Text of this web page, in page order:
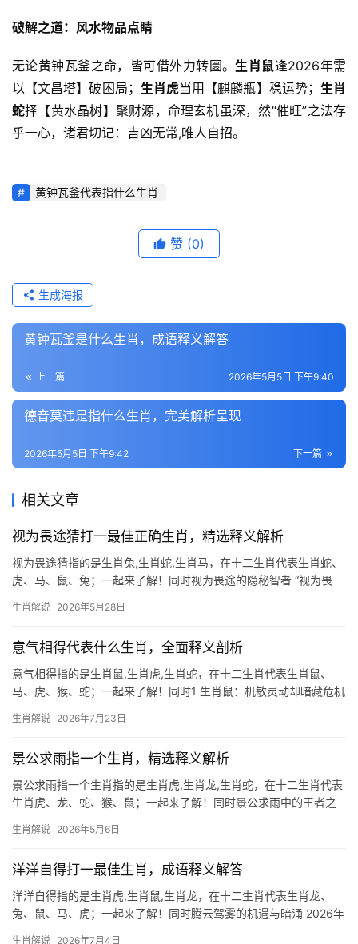
破解之道：风水物品点睛
无论黄钟瓦釜之命，皆可借外力转圜。生肖鼠逢2026年需
以【文昌塔】破困局； 生肖虎当用【麒麟瓶】稳运势； 生肖
蛇择【黄水晶树】聚财源，命理玄机虽深，然“催旺”之法存
乎一心，诸君切记：吉凶无常,唯人自招。
黄钟瓦釜代表指什么生肖
赞 (0)
生成海报
黄钟瓦釜是什么生肖，成语释义解答
上一篇 2026年5月5日 下午9:40
德音莫违是指什么生肖，完美解析呈现
下一篇
2026年5月5日 下午9:42
相关文章
视为畏途猜打一最佳正确生肖，精选释义解析
视为畏途猜指的是生肖兔,生肖蛇,生肖马，在十二生肖代表生肖蛇、
虎、马、鼠、兔；一起来了解！同时视为畏途的隐秘智者 “视为畏
隐忍的象征，2026年下半年，属蛇人将面临“吉凶并存”之局：事业
生肖解说 2026年5月28日
意气相得代表什么生肖，全面释义剖析
意气相得指的是生肖鼠,生肖虎,生肖蛇，在十二生肖代表生肖鼠、
马、虎、猴、蛇；一起来了解！同时1 生肖鼠：机敏灵动却暗藏危机
51岁者，事业运势极为难得，但下半年恐遭小人暗算，项目被抢或
生肖解说 2026年7月23日
景公求雨指一个生肖，精选释义解析
景公求雨指一个生肖指的是生肖虎,生肖龙,生肖蛇，在十二生肖代表
生肖虎、龙、蛇、猴、鼠；一起来了解！同时景公求雨中的王者之
国大旱时，景公登虎山祭祀，虎啸震天而甘霖骤降，民间因此将虎
生肖解说 2026年5月6日
洋洋自得打一最佳生肖，成语释义解答
洋洋自得指的是生肖虎,生肖鼠,生肖龙，在十二生肖代表生肖龙、
兔、鼠、马、虎；一起来了解！同时腾云驾雾的机遇与暗涌 2026年
生肖解说 2026年7月4日